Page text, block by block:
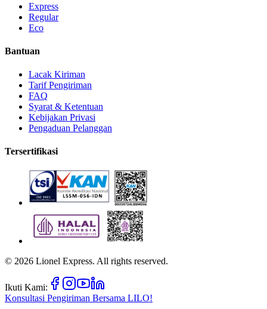
Express
Regular
Eco
Bantuan
Lacak Kiriman
Tarif Pengiriman
FAQ
Syarat & Ketentuan
Kebijakan Privasi
Pengaduan Pelanggan
Tersertifikasi
© 2026 Lionel Express. All rights reserved.
Ikuti Kami:
Konsultasi Pengiriman Bersama LILO!